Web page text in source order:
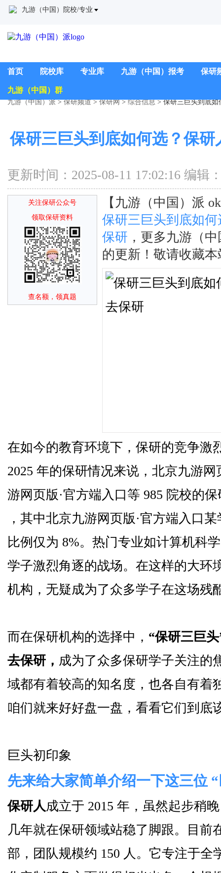
九游（中国）院校/专业
首页 院校库 专业库 九游（中国）报考 保研
九游（中国）群
九游（中国）派>保研频道>保研网>综合信息> 保研三巨头到底如
保研三巨头到底如何选？保研
更新时间：2025-08-11 17:02:16 编辑
关注保研公众号
领取保研资料
查名额，领真题
【九游（中国）派
保研三巨头到底如
保研 ，更多九游（
的更新！敬请收藏本
在如今的教育环境下，保研的竞争激
2025 年的保研情况来说，北京九游
游网页版·官方端入口等 985 院校的
，其中北京九游网页版·官方端入口
比例仅为 8%。热门专业如计算机科
学子激烈角逐的战场。在这样的大环
机构，无疑成为了众多学子在这场残
而在保研机构的选择中， “保研三巨
去保研， 成为了众多保研学子关注的
域都有着较高的知名度，也各自有着
咱们就来好好盘一盘，看看它们到底
巨头初印象
先来给大家简单介绍一下这三位
保研人成立于 2015 年，虽然起步稍
几年就在保研领域站稳了脚跟。目前
部，团队规模约 150 人。它专注于全